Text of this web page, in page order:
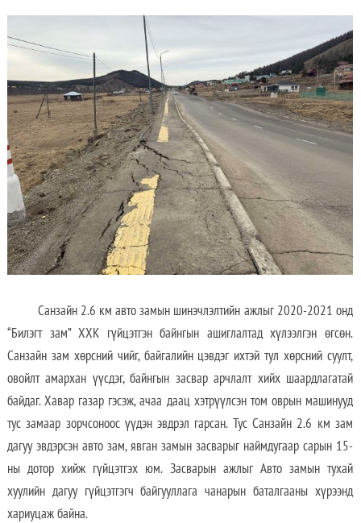
Санзайн 2.6 км авто замын шинэчлэлтийн ажлыг 2020-2021 онд
“Билэгт зам” ХХК гүйцэтгэн байнгын ашиглалтад хүлээлгэн өгсөн.
Санзайн зам хөрсний чийг, байгалийн цэвдэг ихтэй тул хөрсний суулт,
овойлт амархан үүсдэг, байнгын засвар арчлалт хийх шаардлагатай
байдаг. Хавар газар гэсэж, ачаа даац хэтрүүлсэн том оврын машинууд
тус замаар зорчсоноос үүдэн эвдрэл гарсан. Тус Санзайн 2.6 км зам
дагуу эвдэрсэн авто зам, явган замын засварыг наймдугаар сарын 15-
ны дотор хийж гүйцэтгэх юм. Засварын ажлыг Авто замын тухай
хуулийн дагуу гүйцэтгэгч байгууллага чанарын баталгааны хүрээнд
хариуцаж байна.